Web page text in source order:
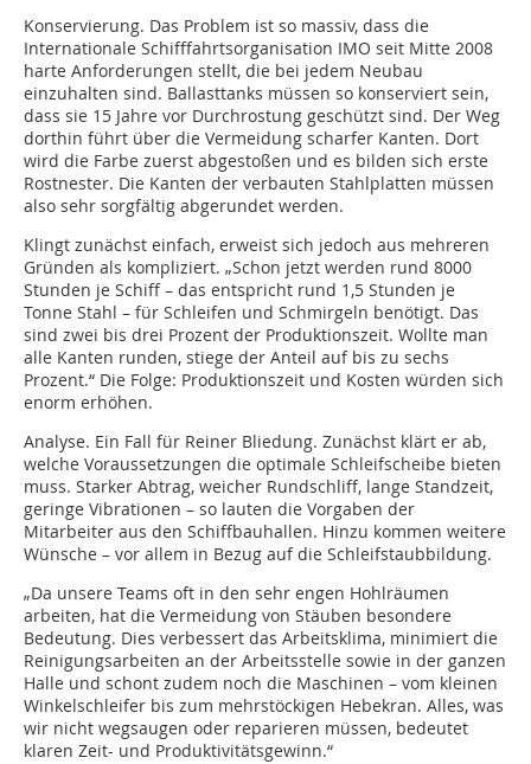
Konservierung. Das Problem ist so massiv, dass die
Internationale Schifffahrtsorganisation IMO seit Mitte 2008
harte Anforderungen stellt, die bei jedem Neubau
einzuhalten sind. Ballasttanks müssen so konserviert sein,
dass sie 15 Jahre vor Durchrostung geschützt sind. Der Weg
dorthin führt über die Vermeidung scharfer Kanten. Dort
wird die Farbe zuerst abgestoßen und es bilden sich erste
Rostnester. Die Kanten der verbauten Stahlplatten müssen
also sehr sorgfältig abgerundet werden.
Klingt zunächst einfach, erweist sich jedoch aus mehreren
Gründen als kompliziert. „Schon jetzt werden rund 8000
Stunden je Schiff – das entspricht rund 1,5 Stunden je
Tonne Stahl – für Schleifen und Schmirgeln benötigt. Das
sind zwei bis drei Prozent der Produktionszeit. Wollte man
alle Kanten runden, stiege der Anteil auf bis zu sechs
Prozent.“ Die Folge: Produktionszeit und Kosten würden sich
enorm erhöhen.
Analyse. Ein Fall für Reiner Bliedung. Zunächst klärt er ab,
welche Voraussetzungen die optimale Schleifscheibe bieten
muss. Starker Abtrag, weicher Rundschliff, lange Standzeit,
geringe Vibrationen – so lauten die Vorgaben der
Mitarbeiter aus den Schiffbauhallen. Hinzu kommen weitere
Wünsche – vor allem in Bezug auf die Schleifstaubbildung.
„Da unsere Teams oft in den sehr engen Hohlräumen
arbeiten, hat die Vermeidung von Stäuben besondere
Bedeutung. Dies verbessert das Arbeitsklima, minimiert die
Reinigungsarbeiten an der Arbeitsstelle sowie in der ganzen
Halle und schont zudem noch die Maschinen – vom kleinen
Winkelschleifer bis zum mehrstöckigen Hebekran. Alles, was
wir nicht wegsaugen oder reparieren müssen, bedeutet
klaren Zeit- und Produktivitätsgewinn.“